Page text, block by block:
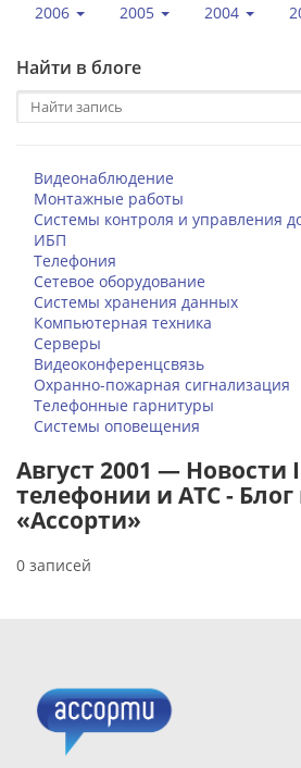
2006 2005 2004
Найти в блоге
Видеонаблюдение
Монтажные работы
Системы контроля и управления
ИБП
Телефония
Сетевое оборудование
Системы хранения данных
Компьютерная техника
Серверы
Видеоконференцсвязь
Охранно-пожарная сигнализация
Телефонные гарнитуры
Системы оповещения
Август 2001 — Новости
телефонии и АТС -
«Ассорти»
0 записей